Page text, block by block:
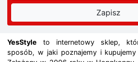
YesStyle to internetowy sklep,
sposób, w jaki poznajemy i